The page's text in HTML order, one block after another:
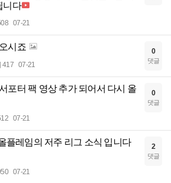
니다
07-21
시죠
417 07-21
0
댓글
포터 팩 영상 추가 되어서 다시 올
07-21
0
댓글
플레임의 저주 리그 소식 입니다
07-21
2
댓글